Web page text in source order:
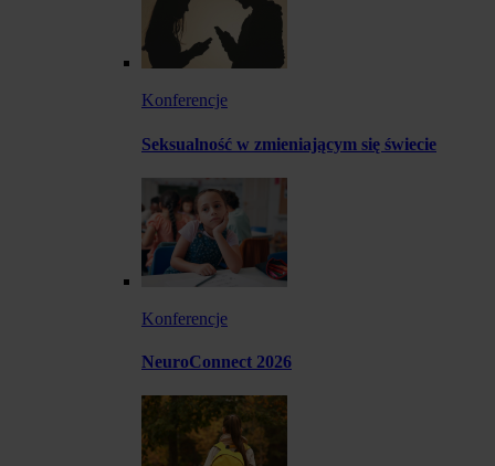
Konferencje
Seksualność w zmieniającym się świecie
Konferencje
NeuroConnect 2026